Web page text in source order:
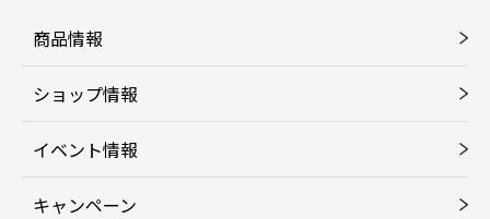
商品情報
ショップ情報
イベント情報
キャンペーン